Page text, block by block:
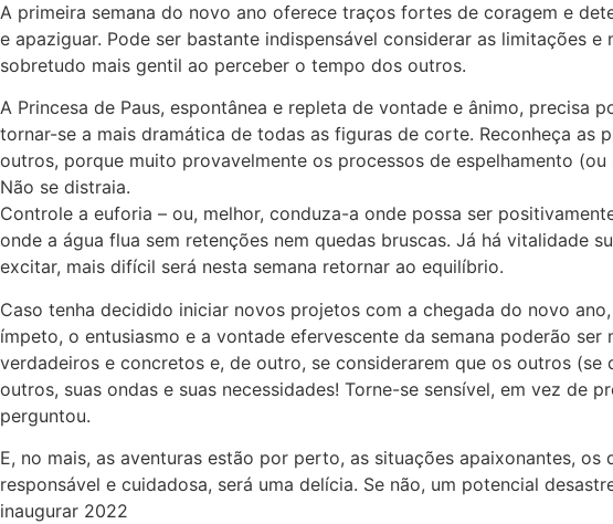
A primeira semana do novo ano oferece traços fortes de coragem e
e apaziguar. Pode ser bastante indispensável considerar as limitações
sobretudo mais gentil ao perceber o tempo dos outros.
A Princesa de Paus, espontânea e repleta de vontade e ânimo, precisa
tornar-se a mais dramática de todas as figuras de corte. Reconheça as
outros, porque muito provavelmente os processos de espelhamento
Não se distraia.
Controle a euforia – ou, melhor, conduza-a onde possa ser
onde a água flua sem retenções nem quedas bruscas. Já há vitalidade
excitar, mais difícil será nesta semana retornar ao equilíbrio.
Caso tenha decidido iniciar novos projetos com a chegada do novo
ímpeto, o entusiasmo e a vontade efervescente da semana poderão
verdadeiros e concretos e, de outro, se considerarem que os outros
outros, suas ondas e suas necessidades! Torne-se sensível, em vez de
perguntou.
E, no mais, as aventuras estão por perto, as situações apaixonantes,
responsável e cuidadosa, será uma delícia. Se não, um potencial
inaugurar 2022